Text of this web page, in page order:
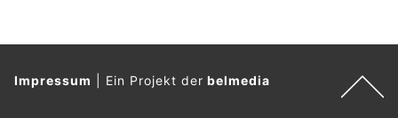
Impressum Ein Projekt derbelmedia